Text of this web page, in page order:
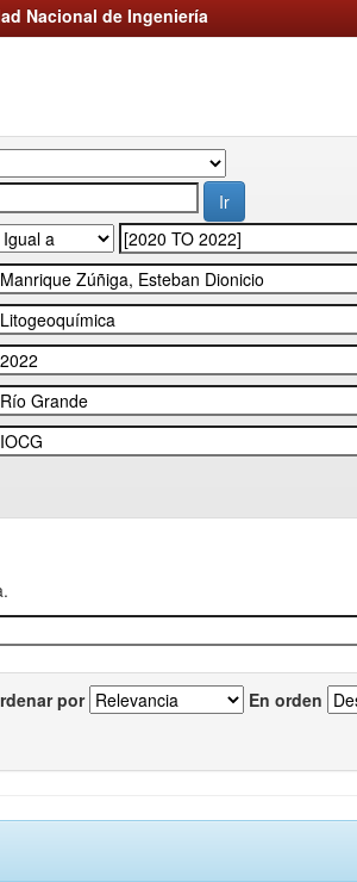
Nacional de Ingeniería
por En orden